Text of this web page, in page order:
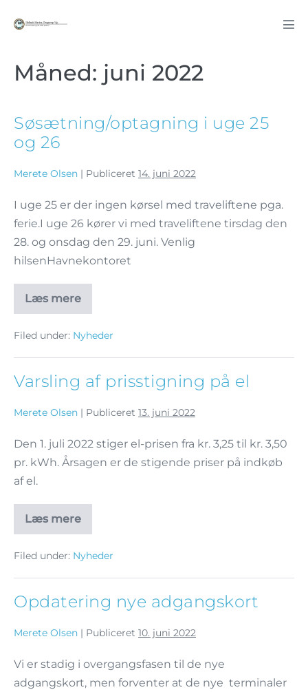
Måned: juni 2022
Søsætning/optagning i uge 25
og 26
Merete Olsen | Publiceret 14. juni 2022
I uge 25 er der ingen kørsel med traveliftene pga.
ferie.I uge 26 kører vi med traveliftene tirsdag den
28. og onsdag den 29. juni. Venlig
hilsenHavnekontoret
Læs mere
Filed under: Nyheder
Varsling af prisstigning på el
Merete Olsen | Publiceret 13. juni 2022
Den 1. juli 2022 stiger el-prisen fra kr. 3,25 til kr. 3,50
pr. kWh. Årsagen er de stigende priser på indkøb
af el.
Læs mere
Filed under: Nyheder
Opdatering nye adgangskort
Merete Olsen | Publiceret 10. juni 2022
Vi er stadig i overgangsfasen til de nye
adgangskort, men forventer at de nye terminaler